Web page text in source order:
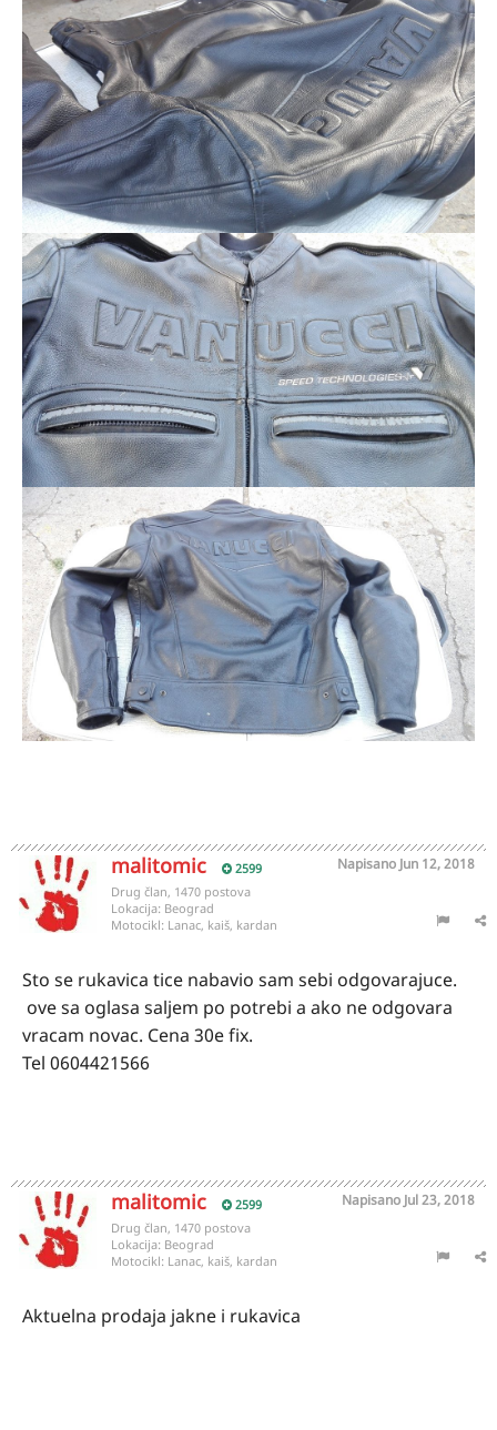
malitomic 2599 Napisano Jun 12, 2018
Drug član, 1470 postova
Lokacija: Beograd
Motocikl: Lanac, kaiš, kardan
Sto se rukavica tice nabavio sam sebi odgovarajuce.
ove sa oglasa saljem po potrebi a ako ne odgovara
vracam novac. Cena 30e fix.
Tel 0604421566
malitomic 2599 Napisano Jul 23, 2018
Drug član, 1470 postova
Lokacija: Beograd
Motocikl: Lanac, kaiš, kardan
Aktuelna prodaja jakne i rukavica